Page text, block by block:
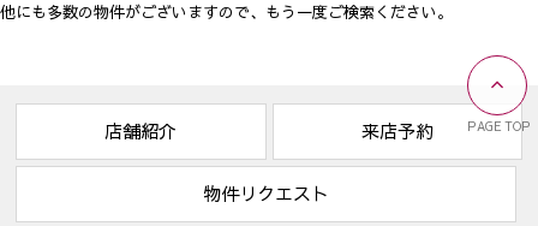
他にも多数の物件がございますので、 もう一度ご検索ください。
PAGE TOP
店舗紹介 来店予約
物件リクエスト